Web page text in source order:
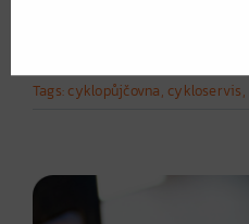
Tags: cyklopůjčovna, cykloservis,